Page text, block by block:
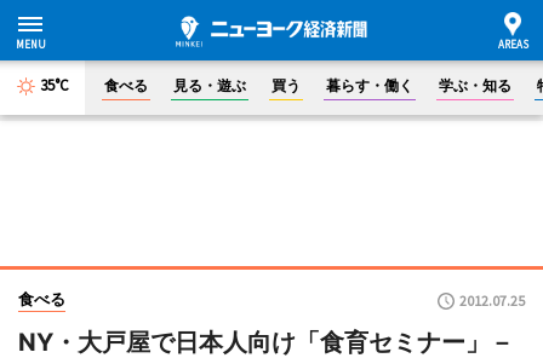
35°C 食べる 見る・遊ぶ 買う 暮らす・働く 学ぶ・知る
食べる 2012.07.25
NY・大戸屋で日本人向け「食育セミナー」－